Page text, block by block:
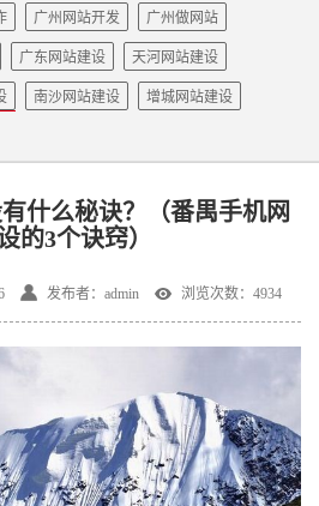
广州网站开发 广州做网站
广东网站建设 天河网站建设
南沙网站建设 增城网站建设
什么秘诀？（番禺手机网
的3个诀窍）
发布者：admin 浏览次数：4934